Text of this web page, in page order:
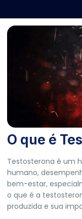
O que é
Testosterona é um
humano,
bem-estar,
o que é a
produzida e sua